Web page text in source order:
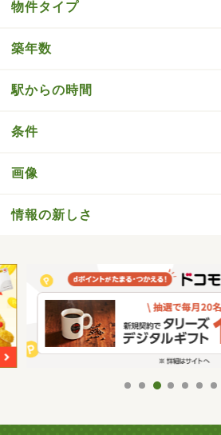
物件タイプ
築年数
駅からの時間
条件
画像
情報の新しさ